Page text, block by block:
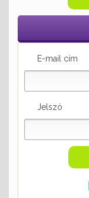
E-mail cím
Jelszó